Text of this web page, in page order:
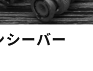
ーバー